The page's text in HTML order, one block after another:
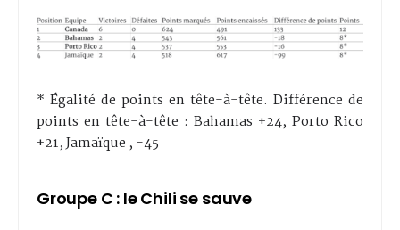
* Égalité de points en tête-à-tête. Différence de
points en tête-à-tête : Bahamas +24, Porto Rico
+21, Jamaïque , -45
Groupe C : le Chili se sauve